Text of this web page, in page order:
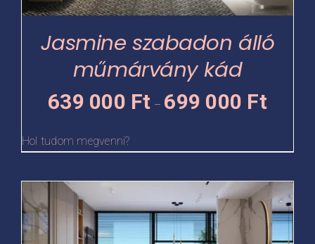
Jasmine szabadon álló
műmárvány kád
639 000 Ft – 699 000 Ft639
-
000 Ft
Hol tudom megvenni?
a
választhatók
Ennek
a
terméknek